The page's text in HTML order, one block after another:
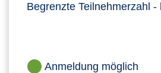
Begrenzte Teilnehmerzahl -
Anmeldung möglich